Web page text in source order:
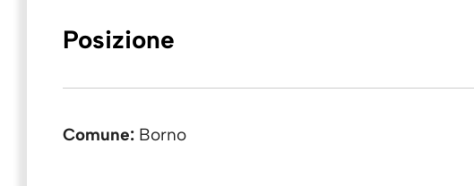
Posizione
Comune:Borno